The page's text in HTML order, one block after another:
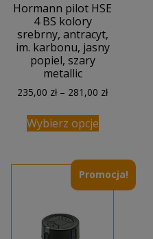
Hormann pilot HSE
4 BS kolory
srebrny, antracyt,
im. karbonu, jasny
popiel, szary
metallic
235,00 zł – 281,00 złZakres
281,00 zł
Wybierz opcje
Promocja!